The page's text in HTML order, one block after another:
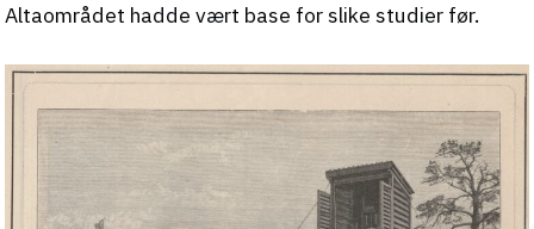
Altaområdet hadde vært base for slike studier før.